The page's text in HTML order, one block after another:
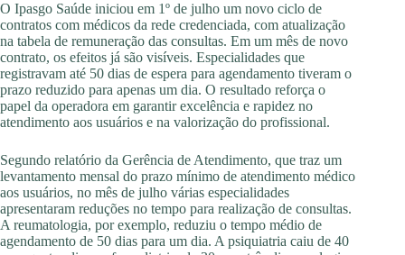
O Ipasgo Saúde iniciou em 1º de julho um novo ciclo de
contratos com médicos da rede credenciada, com atualização
na tabela de remuneração das consultas. Em um mês de novo
contrato, os efeitos já são visíveis. Especialidades que
registravam até 50 dias de espera para agendamento tiveram o
prazo reduzido para apenas um dia. O resultado reforça o
papel da operadora em garantir excelência e rapidez no
atendimento aos usuários e na valorização do profissional.
Segundo relatório da Gerência de Atendimento, que traz um
levantamento mensal do prazo mínimo de atendimento médico
aos usuários, no mês de julho várias especialidades
apresentaram reduções no tempo para realização de consultas.
A reumatologia, por exemplo, reduziu o tempo médio de
agendamento de 50 dias para um dia. A psiquiatria caiu de 40